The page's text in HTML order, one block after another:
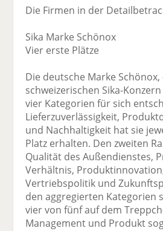
Die Firmen in der
Sika Marke Schönox
Vier erste Plätze
Die deutsche Marke
schweizerischen Sika-
vier Kategorien für sich
Lieferzuverlässigkeit,
und Nachhaltigkeit hat sie
Platz erhalten. Den zweiten
Qualität des Außendienstes,
Verhältnis,
Vertriebspolitik und
den aggregierten Kategorien
vier von fünf auf dem
Management und Produkt